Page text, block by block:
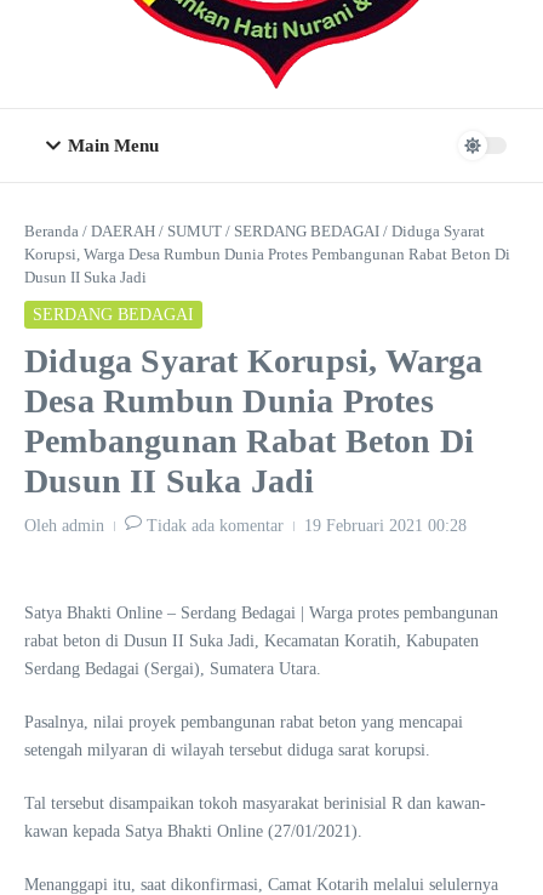
Main Menu
Beranda / DAERAH / SUMUT / SERDANG BEDAGAI / Diduga Syarat
Korupsi, Warga Desa Rumbun Dunia Protes Pembangunan Rabat Beton Di
Dusun II Suka Jadi
SERDANG BEDAGAI
Diduga Syarat Korupsi, Warga
Desa Rumbun Dunia Protes
Pembangunan Rabat Beton Di
Dusun II Suka Jadi
Oleh admin Tidak ada komentar 19 Februari 2021 00:28
Satya Bhakti Online – Serdang Bedagai | Warga protes pembangunan
rabat beton di Dusun II Suka Jadi, Kecamatan Koratih, Kabupaten
Serdang Bedagai (Sergai), Sumatera Utara.
Pasalnya, nilai proyek pembangunan rabat beton yang mencapai
setengah milyaran di wilayah tersebut diduga sarat korupsi.
Tal tersebut disampaikan tokoh masyarakat berinisial R dan kawan-
kawan kepada Satya Bhakti Online (27/01/2021).
Menanggapi itu, saat dikonfirmasi, Camat Kotarih melalui selulernya